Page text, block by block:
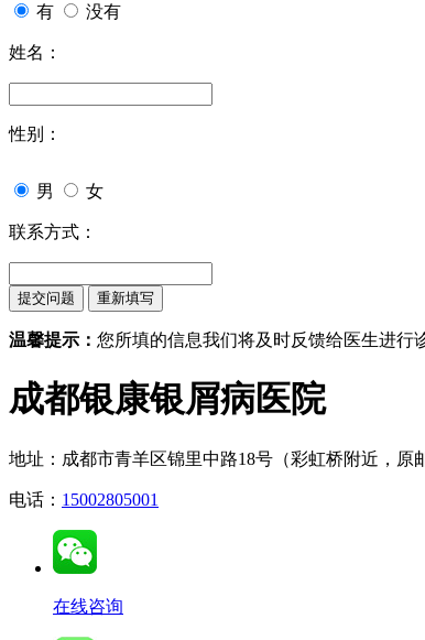
有 没有
姓名：
性别：
男 女
联系方式：
温馨提示： 您所填的信息我们将及时反馈给医生进行
成都银康银屑病医院
地址：成都市青羊区锦里中路18号（彩虹桥附近，原
电话： 15002805001
在线咨询